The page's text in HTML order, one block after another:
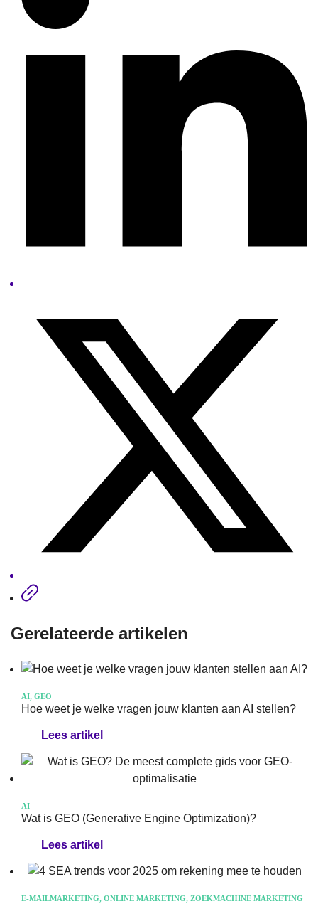
Gerelateerde artikelen
AI, GEO
Hoe weet je welke vragen jouw klanten aan AI stellen?
Lees artikel
AI
Wat is GEO (Generative Engine Optimization)?
Lees artikel
E-MAILMARKETING, ONLINE MARKETING, ZOEKMACHINE MARKETING